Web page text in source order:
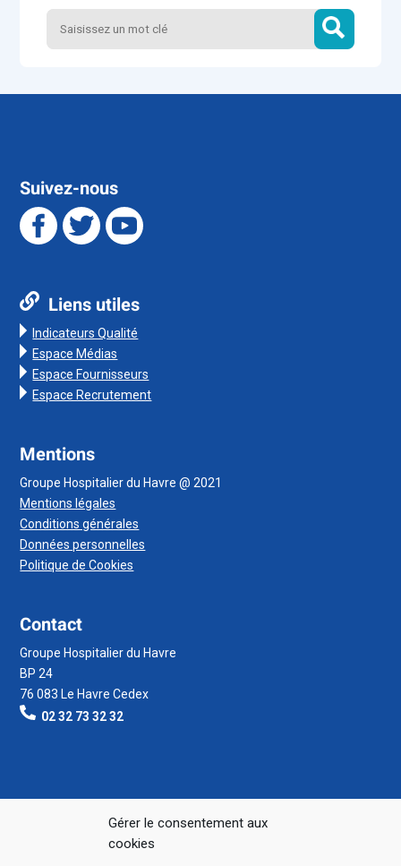
Gérer le consentement aux
cookies
Suivez-nous
Liens utiles
Indicateurs Qualité
Espace Médias
Espace Fournisseurs
Espace Recrutement
Mentions
Groupe Hospitalier du Havre @ 2021
Mentions légales
Conditions générales
Données personnelles
Politique de Cookies
Contact
Groupe Hospitalier du Havre
BP 24
76 083 Le Havre Cedex
02 32 73 32 32